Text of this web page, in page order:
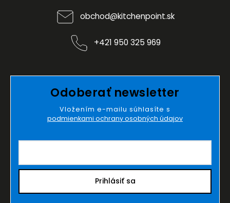
obchod@kitchenpoint.sk
+421 950 325 969
Odoberať newsletter
Vložením e-mailu súhlasíte s
podmienkami ochrany osobných údajov
Prihlásiť sa